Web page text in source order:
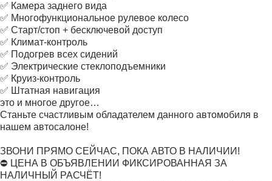
✅ Камера заднего вида
✅ Многофункциональное рулевое колесо
✅ Старт/стоп + бесключевой доступ
✅ Климат-контроль
✅ Подогрев всех сидений
✅ Электрические стеклоподъемники
✅ Круиз-контроль
✅ Штатная навигация
это и многое другое…
Станьте счастливым обладателем данного автомобиля в
нашем автосалоне!
ЗВОНИ ПРЯМО СЕЙЧАС, ПОКА АВТО В НАЛИЧИИ!
⛔ ЦЕНА В ОБЪЯВЛЕНИИ ФИКСИРОВАННАЯ ЗА
НАЛИЧНЫЙ РАСЧЁТ!